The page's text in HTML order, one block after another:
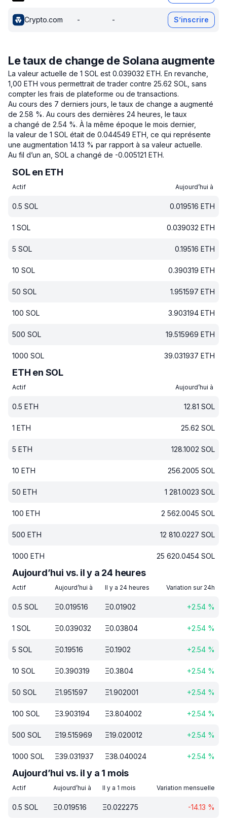
Crypto.com - - S’inscrire
Le taux de change de Solana augmente
La valeur actuelle de 1 SOL est 0.039032 ETH. En revanche,
1,00 ETH vous permettrait de trader contre 25.62 SOL, sans
compter les frais de plateforme ou de transactions.
Au cours des 7 derniers jours, le taux de change a augmenté
de 2.58 %. Au cours des dernières 24 heures, le taux
a changé de 2.54 %. À la même époque le mois dernier,
la valeur de 1 SOL était de 0.044549 ETH, ce qui représente
une augmentation 14.13 % par rapport à sa valeur actuelle.
Au fil d’un an, SOL a changé de -0.005121 ETH.
SOL en ETH
Actif Aujourd’hui à
0.5 SOL 0.019516 ETH
1 SOL 0.039032 ETH
5 SOL 0.19516 ETH
10 SOL 0.390319 ETH
50 SOL 1.951597 ETH
100 SOL 3.903194 ETH
500 SOL 19.515969 ETH
1000 SOL 39.031937 ETH
ETH en SOL
Actif Aujourd’hui à
0.5 ETH 12.81 SOL
1 ETH 25.62 SOL
5 ETH 128.1002 SOL
10 ETH 256.2005 SOL
50 ETH 1 281.0023 SOL
100 ETH 2 562.0045 SOL
500 ETH 12 810.0227 SOL
1000 ETH 25 620.0454 SOL
Aujourd’hui vs. il y a 24 heures
Actif Aujourd’hui à Il y a 24 heures Variation sur 24h
0.5 SOL Ξ0.019516 Ξ0.01902 +2.54 %
1 SOL Ξ0.039032 Ξ0.03804 +2.54 %
5 SOL Ξ0.19516 Ξ0.1902 +2.54 %
10 SOL Ξ0.390319 Ξ0.3804 +2.54 %
50 SOL Ξ1.951597 Ξ1.902001 +2.54 %
100 SOL Ξ3.903194 Ξ3.804002 +2.54 %
500 SOL Ξ19.515969 Ξ19.020012 +2.54 %
1000 SOL Ξ39.031937 Ξ38.040024 +2.54 %
Aujourd’hui vs. il y a 1 mois
Actif Aujourd’hui à Il y a 1 mois Variation mensuelle
0.5 SOL Ξ0.019516 Ξ0.022275 -14.13 %